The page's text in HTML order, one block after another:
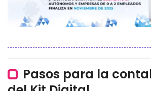
Pasos para la